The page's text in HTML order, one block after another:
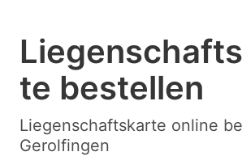
te bestellen
Liegenschaftskarte online
Gerolfingen